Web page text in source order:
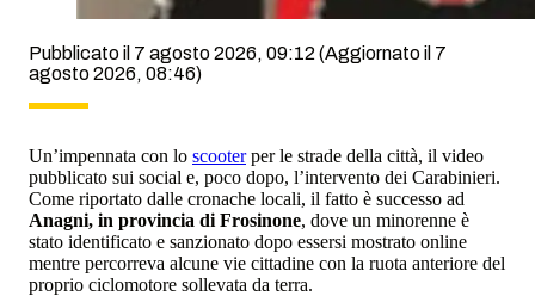
Pubblicato il 7 agosto 2026, 09:12 (Aggiornato il 7
agosto 2026, 08:46)
Un’impennata con lo scooterper le strade della città, il video
pubblicato sui social e, poco dopo, l’intervento dei Carabinieri.
Come riportato dalle cronache locali, il fatto è successo ad
Anagni, in provincia di Frosinone, dove un minorenne è
stato identificato e sanzionato dopo essersi mostrato online
mentre percorreva alcune vie cittadine con la ruota anteriore del
proprio ciclomotore sollevata da terra.